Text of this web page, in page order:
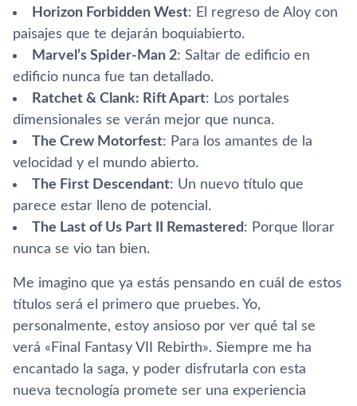
Horizon Forbidden West: El regreso de Aloy con
paisajes que te dejarán boquiabierto.
Marvel’s Spider-Man 2: Saltar de edificio en
edificio nunca fue tan detallado.
Ratchet & Clank: Rift Apart: Los portales
dimensionales se verán mejor que nunca.
The Crew Motorfest: Para los amantes de la
velocidad y el mundo abierto.
The First Descendant: Un nuevo título que
parece estar lleno de potencial.
The Last of Us Part II Remastered: Porque llorar
nunca se vio tan bien.
Me imagino que ya estás pensando en cuál de estos
títulos será el primero que pruebes. Yo,
personalmente, estoy ansioso por ver qué tal se
verá «Final Fantasy VII Rebirth». Siempre me ha
encantado la saga, y poder disfrutarla con esta
nueva tecnología promete ser una experiencia